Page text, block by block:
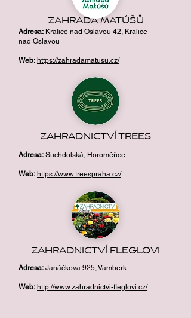
ZAHRADA MATÚŠŮ
Adresa: Kralice nad Oslavou 42, Kralice
nad Oslavou
Web: https://zahradamatusu.cz/
ZAHRADNICTVÍ TREES
Adresa: Suchdolská, Horoměřice
Web: https://www.treespraha.cz/
ZAHRADNICTVÍ FLEGLOVI
Adresa: Janáčkova 925, Vamberk
Web: http://www.zahradnictvi-fleglovi.cz/